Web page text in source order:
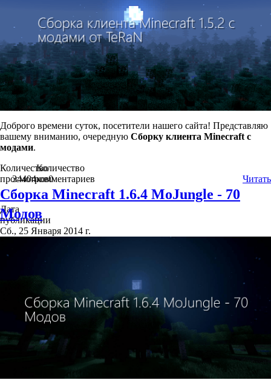
Доброго времени суток, посетители нашего сайта! Представляю
вашему вниманию, очередную Сборку клиента Minecraft c
модами.
Количество
просмотров
34404
Количество
комментариев
0 Читать
Сборка Minecraft 1.6.4 MoJungle - 70
Модов
Дата
публикации
Сб., 25 Января 2014 г.